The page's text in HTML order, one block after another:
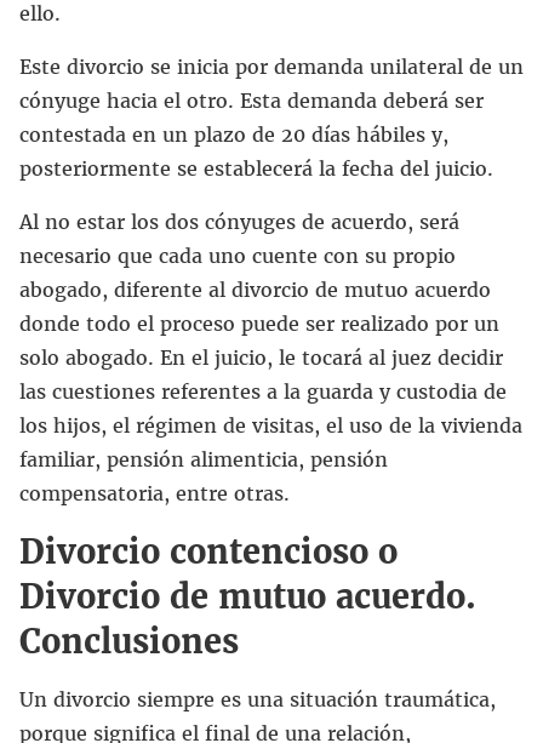
ello.
Este divorcio se inicia por demanda unilateral de un
cónyuge hacia el otro. Esta demanda deberá ser
contestada en un plazo de 20 días hábiles y,
posteriormente se establecerá la fecha del juicio.
Al no estar los dos cónyuges de acuerdo, será
necesario que cada uno cuente con su propio
abogado, diferente al divorcio de mutuo acuerdo
donde todo el proceso puede ser realizado por un
solo abogado. En el juicio, le tocará al juez decidir
las cuestiones referentes a la guarda y custodia de
los hijos, el régimen de visitas, el uso de la vivienda
familiar, pensión alimenticia, pensión
compensatoria, entre otras.
Divorcio contencioso o
Divorcio de mutuo acuerdo.
Conclusiones
Un divorcio siempre es una situación traumática,
porque significa el final de una relación,